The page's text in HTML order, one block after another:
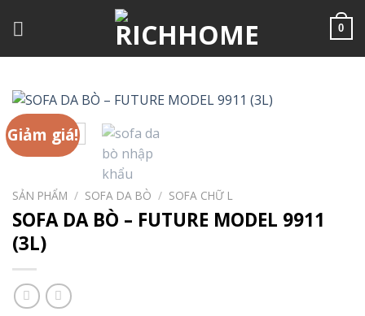
đến
0
Giảm giá!
SẢN PHẨM / SOFA DA BÒ / SOFA CHỮ L
SOFA DA BÒ – FUTURE MODEL 9911
(3L)